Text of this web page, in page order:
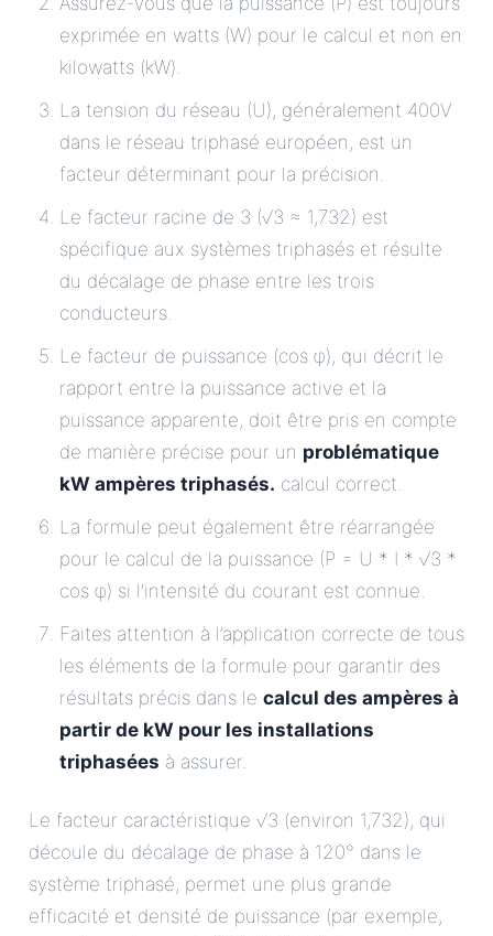
exprimée en watts (W) pour le calcul et non en
kilowatts (kW).
La tension du réseau (U), généralement 400V
dans le réseau triphasé européen, est un
facteur déterminant pour la précision.
Le facteur racine de 3 (√3 ≈ 1,732) est
spécifique aux systèmes triphasés et résulte
du décalage de phase entre les trois
conducteurs.
Le facteur de puissance (cos φ), qui décrit le
rapport entre la puissance active et la
puissance apparente, doit être pris en compte
de manière précise pour un problématique
kW ampères triphasés. calcul correct.
La formule peut également être réarrangée
pour le calcul de la puissance (P = U * I * √3 *
cos φ) si l’intensité du courant est connue.
Faites attention à l’application correcte de tous
les éléments de la formule pour garantir des
résultats précis dans le calcul des ampères à
partir de kW pour les installations
triphasées à assurer.
Le facteur caractéristique √3 (environ 1,732), qui
découle du décalage de phase à 120° dans le
système triphasé, permet une plus grande
efficacité et densité de puissance (par exemple,